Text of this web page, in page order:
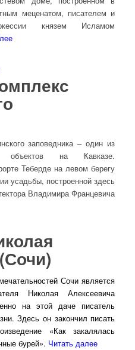
меценатом, писателем и
князем Исламом
заповедника – один из
объектов на Кавказе.
Теберде на левом берегу
усадьбы, построенной здесь
Владимира Францевича
ностей Сочи является
Николая Алексеевича
на этой даче писатель
Здесь он закончил писать
«Как закалялась
бурей». Читать далее